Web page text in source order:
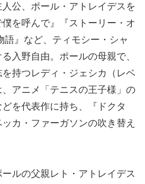
公、ポール・アトレイデスを
を呼んで』『ストーリー・オ
語』など、ティモシー・シャ
入野自由。ポールの母親で、
持つレディ・ジェシカ（レベ
アニメ「テニスの王子様」の
を代表作に持ち、『ドクタ
カ・ファーガソンの吹き替え
ルの父親レト・アトレイデス